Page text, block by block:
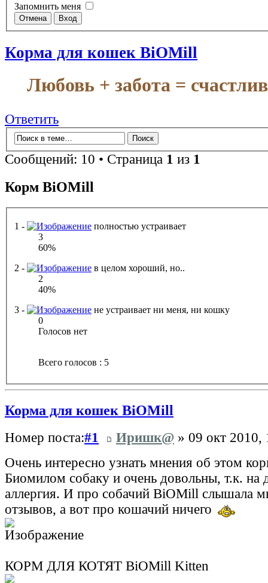
Запомнить меня
Корма для кошек BiOMill
Любовь + забота =
Ответить
Сообщений: 10 • Страница 1 из 1
Корм BiOMill
1 -
полностью устраивает
3
60%
2 -
в целом хороший, но..
2
40%
3 -
не устраивает ни меня, ни кошку
0
Голосов нет
Всего голосов : 5
Корма для кошек BiOMill
Номер поста:#1 Иришк@ » 09 окт 2010,
Очень интересно узнать мнения об этом
Биомилом собаку и очень довольны, т.к. на
аллергия. И про собачий BiOMill слышала
отзывов, а вот про кошачий ничего
КОРМ ДЛЯ КОТЯТ BiOMill Kitten